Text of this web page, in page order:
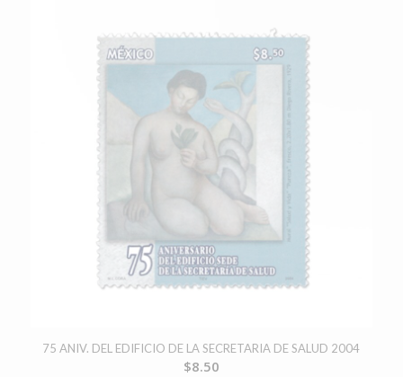
75 ANIV. DEL EDIFICIO DE LA SECRETARIA DE SALUD 2004
$8.50